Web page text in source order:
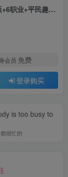
《完美国际仙恋完美155V156》经典端游单机版+6职业+平民趣味泡点+配套客户端+GM模式
会员 免费
登录购买
is too busy to
很忙的